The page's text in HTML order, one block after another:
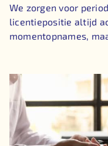
We zorgen voor
licentiepositie altijd
momentopnames,